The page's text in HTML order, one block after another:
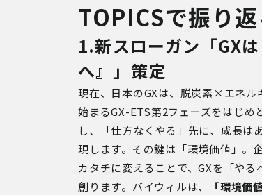
TOPICSで振り
1.新スローガン「GX
へ』」策定
現在、日本のGXは、脱炭素×エネル
始まるGX-ETS第2フェーズをはじめ
し、「仕方なくやる」先に、成長は
現します。その鍵は「環境価値」。
カタチに変えることで、GXを「やる
創ります。バイウィルは、
「環境価